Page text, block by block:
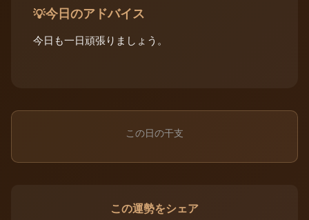
💡今日のアドバイス
今日も一日頑張りましょう。
この日の干支
この運勢をシェア